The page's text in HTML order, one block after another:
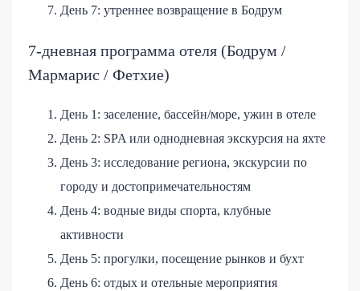
День 7: утреннее возвращение в Бодрум
7-дневная программа отеля (Бодрум /
Мармарис / Фетхие)
День 1: заселение, бассейн/море, ужин в отеле
День 2: SPA или однодневная экскурсия на яхте
День 3: исследование региона, экскурсии по
городу и достопримечательностям
День 4: водные виды спорта, клубные
активности
День 5: прогулки, посещение рынков и бухт
День 6: отдых и отельные мероприятия